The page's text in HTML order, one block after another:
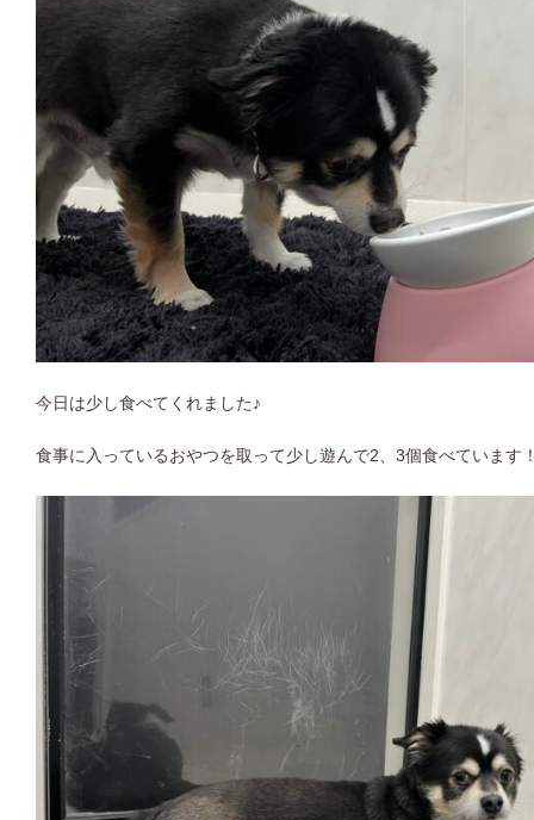
今日は少し食べてくれました♪
食事に入っているおやつを取って少し遊んで2、3個食べています